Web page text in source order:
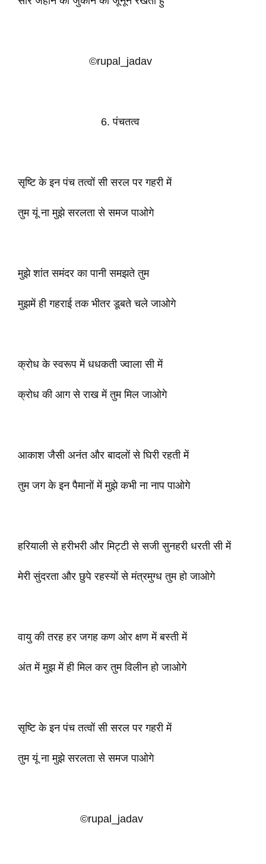
©rupal_jadav
6. पंचतत्व
सृष्टि के इन पंच तत्वों सी सरल पर गहरी में
तुम यूं ना मुझे सरलता से समज पाओगे
मुझे शांत समंदर का पानी समझते तुम
मुझमें ही गहराई तक भीतर डूबते चले जाओगे
क्रोध के स्वरूप में धधकती ज्वाला सी में
क्रोध की आग से राख में तुम मिल जाओगे
आकाश जैसी अनंत और बादलों से घिरी रहती में
तुम जग के इन पैमानों में मुझे कभी ना नाप पाओगे
हरियाली से हरीभरी और मिट्टी से सजी सुनहरी धरती सी में
मेरी सुंदरता और छुपे रहस्यों से मंत्रमुग्ध तुम हो जाओगे
वायु की तरह हर जगह कण ओर क्षण में बस्ती में
अंत में मुझ में ही मिल कर तुम विलीन हो जाओगे
सृष्टि के इन पंच तत्वों सी सरल पर गहरी में
तुम यूं ना मुझे सरलता से समज पाओगे
©rupal_jadav